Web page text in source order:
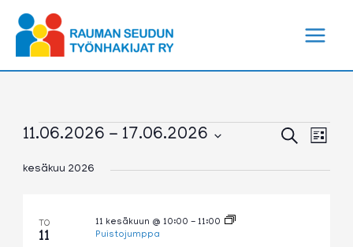
sisältöön
Tapahtumat
Tapahtumat
Etsi
Etsi
Lista
11.06.2026 - 17.06.2026
päivä.
kesäkuu 2026
TO
11
11 kesäkuun @ 10:00 - 11:00
Puistojumppa